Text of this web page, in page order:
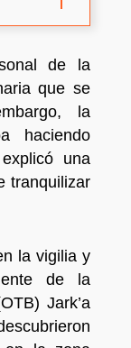
de la
que se
la
haciendo
una
tranquilizar
la vigilia y
de la
Jark’a